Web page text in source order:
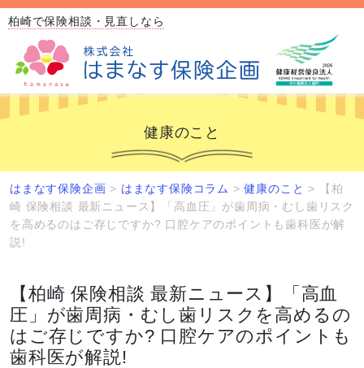
柏崎で保険相談・見直しなら
健康のこと
はまなす保険企画 > はまなす保険コラム >健康のこと >
【柏
崎 保険相談 最新ニュース】「高血圧」が歯周病・むし歯リスク
を高めるのはご存じですか? 口腔ケアのポイントも歯科医が解
説!
【柏崎 保険相談 最新ニュース】「高血
圧」が歯周病・むし歯リスクを高めるの
はご存じですか? 口腔ケアのポイントも
歯科医が解説!